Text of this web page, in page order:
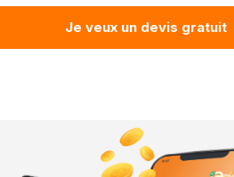
Je veux un devis gratuit